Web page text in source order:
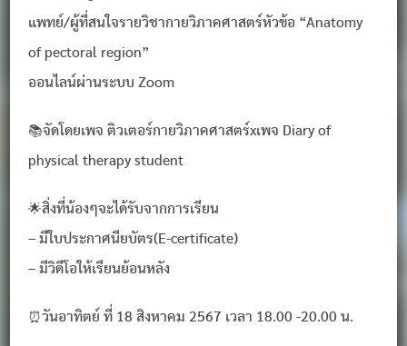
แพทย์/ผู้ที่สนใจรายวิชากายวิภาคศาสตร์หัวข้อ “Anatomy
of pectoral region”
ออนไลน์ผ่านระบบ Zoom
📚จัดโดยเพจ ติวเตอร์กายวิภาคศาสตร์xเพจ Diary of
physical therapy student
🌟สิ่งที่น้องๆจะได้รับจากการเรียน
– มีใบประกาศนียบัตร(E-certificate)
– มีวิดีโอให้เรียนย้อนหลัง
⏰วันอาทิตย์ ที่ 18 สิงหาคม 2567 เวลา 18.00 -20.00 น.